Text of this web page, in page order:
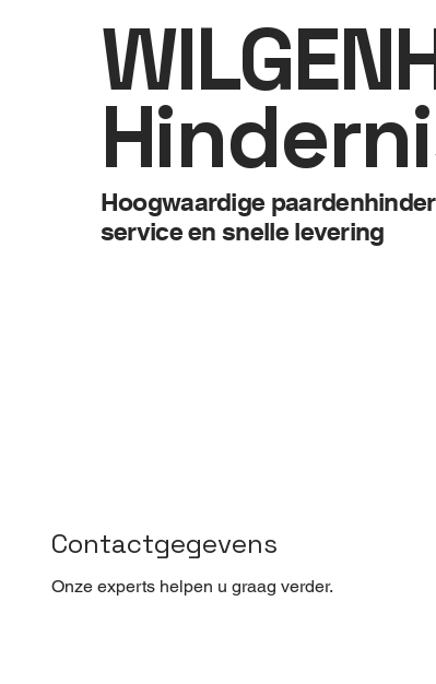
Hoogwaardige
service en snelle levering
Contactgegevens
Onze experts helpen u graag verder.